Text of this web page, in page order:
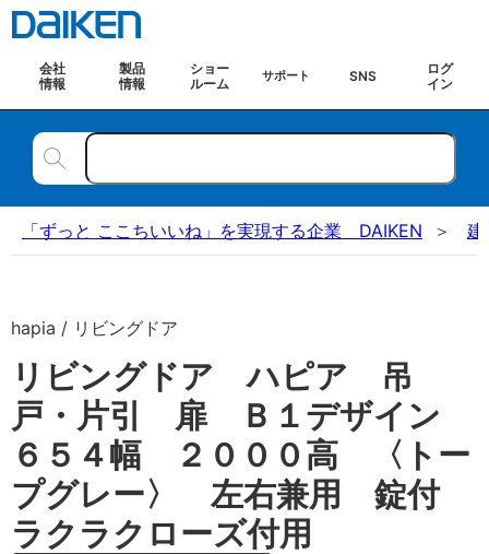
会社
情報
製品
情報
ショー
ルーム
サポート SNS
ログ
イン
「ずっと ここちいいね」を実現する企業 DAIKEN 建
hapia / リビングドア
リビングドア ハピア 吊
戸・片引 扉 Ｂ１デザイン
６５４幅 ２０００高 〈トー
プグレー〉 左右兼用 錠付
ラクラクローズ付用